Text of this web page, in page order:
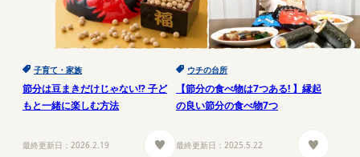
子育て・家族
節分は豆まきだけじゃない!? 子ど
もと一緒に楽しむ方法
最終更新日： 2026.2.19
ウチの台所
【節分の食べ物は7つある! 】縁起
の良い節分の食べ物7つ
最終更新日： 2025.5.22